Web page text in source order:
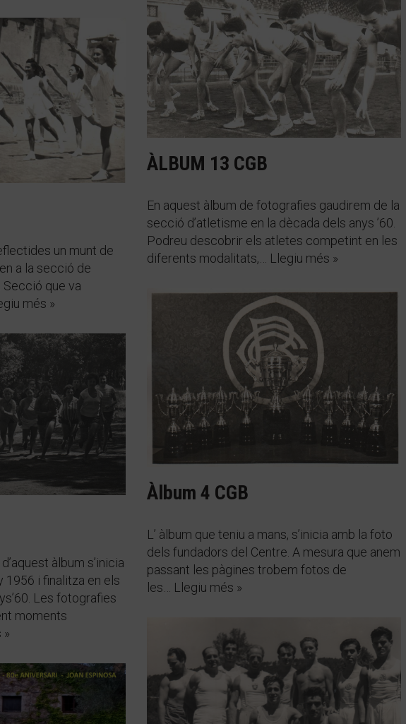
ÀLBUM 13 CGB
En aquest àlbum de fotografies gaudirem de la
secció d’atletisme en la dècada dels anys ’60.
Podreu descobrir els atletes competint en les
diferents modalitats,… Llegiu més »
un munt de
a la secció de
Secció que va
més »
Àlbum 4 CGB
L’ àlbum que teniu a mans, s’inicia amb la foto
dels fundadors del Centre. A mesura que anem
passant les pàgines trobem fotos de
les… Llegiu més »
àlbum s’inicia
1956 i finalitza en els
Les fotografies
moments
»